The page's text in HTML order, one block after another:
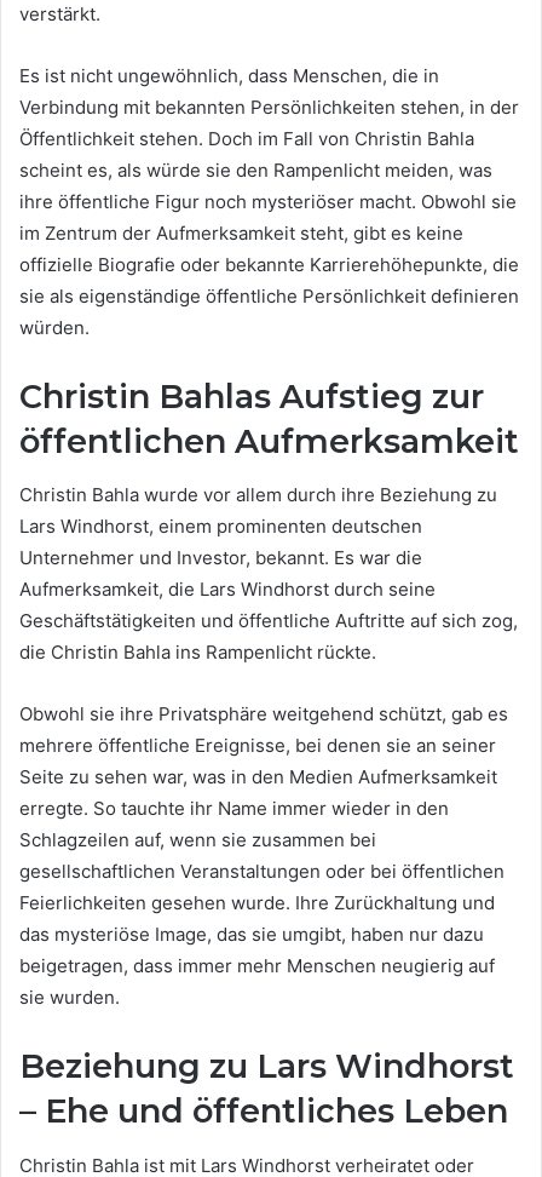
verstärkt.
Es ist nicht ungewöhnlich, dass Menschen, die in
Verbindung mit bekannten Persönlichkeiten stehen, in der
Öffentlichkeit stehen. Doch im Fall von Christin Bahla
scheint es, als würde sie den Rampenlicht meiden, was
ihre öffentliche Figur noch mysteriöser macht. Obwohl sie
im Zentrum der Aufmerksamkeit steht, gibt es keine
offizielle Biografie oder bekannte Karrierehöhepunkte, die
sie als eigenständige öffentliche Persönlichkeit definieren
würden.
Christin Bahlas Aufstieg zur
öffentlichen Aufmerksamkeit
Christin Bahla wurde vor allem durch ihre Beziehung zu
Lars Windhorst, einem prominenten deutschen
Unternehmer und Investor, bekannt. Es war die
Aufmerksamkeit, die Lars Windhorst durch seine
Geschäftstätigkeiten und öffentliche Auftritte auf sich zog,
die Christin Bahla ins Rampenlicht rückte.
Obwohl sie ihre Privatsphäre weitgehend schützt, gab es
mehrere öffentliche Ereignisse, bei denen sie an seiner
Seite zu sehen war, was in den Medien Aufmerksamkeit
erregte. So tauchte ihr Name immer wieder in den
Schlagzeilen auf, wenn sie zusammen bei
gesellschaftlichen Veranstaltungen oder bei öffentlichen
Feierlichkeiten gesehen wurde. Ihre Zurückhaltung und
das mysteriöse Image, das sie umgibt, haben nur dazu
beigetragen, dass immer mehr Menschen neugierig auf
sie wurden.
Beziehung zu Lars Windhorst
– Ehe und öffentliches Leben
Christin Bahla ist mit Lars Windhorst verheiratet oder